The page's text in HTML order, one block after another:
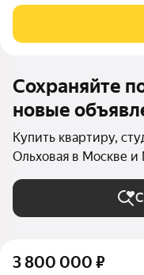
Калужскому шоссе на
бывшей базы отдыха у
Сохраняйте
новые
Купить квартиру,
Ольховая в Москве
3 800 000 ₽